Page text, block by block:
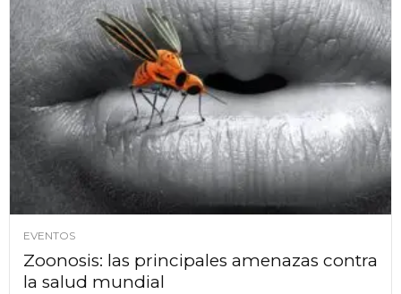
EVENTOS
Zoonosis: las principales amenazas contra
la salud mundial